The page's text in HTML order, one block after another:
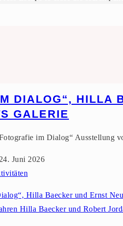
DIALOG“, HILLA
GALERIE
im Dialog“ Ausstellung
24. Juni 2026
Hilla Baecker und Ernst